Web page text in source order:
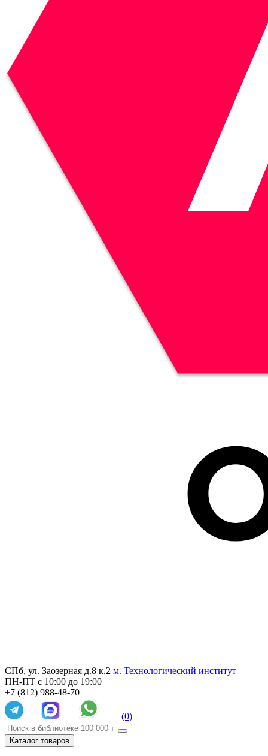
СПб, ул. Заозерная д.8 к.2 м. Технологический институт
ПН-ПТ с 10:00 до 19:00
+7 (812) 988-48-70
(0)
Каталог товаров